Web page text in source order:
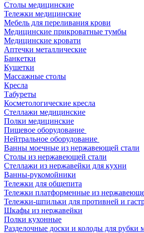
Столы медицинские
Тележки медицинские
Мебель для переливания крови
Медицинские прикроватные тумбы
Медицинские кровати
Аптечки металлические
Банкетки
Кушетки
Массажные столы
Кресла
Табуреты
Косметологические кресла
Стеллажи медицинские
Полки медицинские
Пищевое оборудование
Нейтральное оборудование
Ванны моечные из нержавеющей стали
Столы из нержавеющей стали
Стеллажи из нержавейки для кухни
Ванны-рукомойники
Тележки для общепита
Тележки платформенные из
Тележки-шпильки для противней и
Шкафы из нержавейки
Полки кухонные
Разделочные доски и колоды для рубки